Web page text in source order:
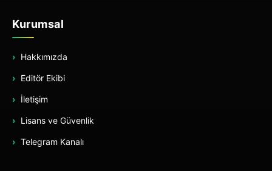
Kurumsal
Hakkımızda
Editör Ekibi
İletişim
Lisans ve Güvenlik
Telegram Kanalı